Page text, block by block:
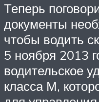
Теперь
документы
чтобы водить
5 ноября 2013
водительское
класса М,